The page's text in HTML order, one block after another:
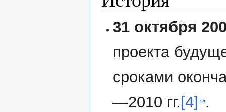
31 октября
проекта
сроками
—2010 гг. [4] .